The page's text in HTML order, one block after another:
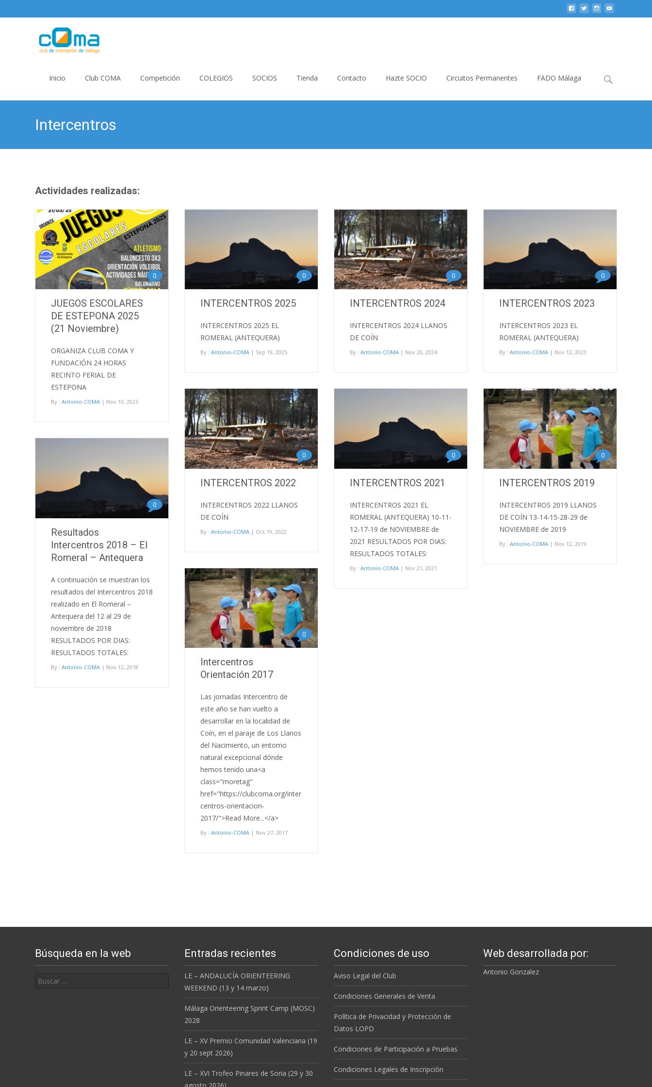
Inicio Club COMA Competición COLEGIOS SOCIOS Tienda Contacto Hazte SOCIO Circuitos Permanentes FADO Málaga Buscar:
Intercentros
Actividades realizadas:
0
JUEGOS ESCOLARES
DE ESTEPONA 2025
(21 Noviembre)
ORGANIZA CLUB COMA Y
FUNDACIÓN 24 HORAS
RECINTO FERIAL DE
ESTEPONA
By : Antonio-COMA | Nov 10, 2025
0
INTERCENTROS 2025
INTERCENTROS 2025 EL
ROMERAL (ANTEQUERA)
By : Antonio-COMA | Sep 19, 2025
0
INTERCENTROS 2024
INTERCENTROS 2024 LLANOS
DE COÍN
By : Antonio-COMA | Nov 20, 2024
0
INTERCENTROS 2023
INTERCENTROS 2023 EL
ROMERAL (ANTEQUERA)
By : Antonio-COMA | Nov 12, 2023
0
INTERCENTROS 2022
INTERCENTROS 2022 LLANOS
DE COÍN
By : Antonio-COMA | Oct 19, 2022
0
INTERCENTROS 2021
INTERCENTROS 2021 EL
ROMERAL (ANTEQUERA) 10-11-
12-17-19 de NOVIEMBRE de
2021 RESULTADOS POR DIAS:
RESULTADOS TOTALES:
By : Antonio-COMA | Nov 21, 2021
0
INTERCENTROS 2019
INTERCENTROS 2019 LLANOS
DE COÍN 13-14-15-28-29 de
NOVIEMBRE de 2019
By : Antonio-COMA | Nov 12, 2019
0
Resultados
Intercentros 2018 – El
Romeral – Antequera
A continuación se muestran los
resultados del Intercentros 2018
realizado en El Romeral –
Antequera del 12 al 29 de
noviembre de 2018
RESULTADOS POR DIAS:
RESULTADOS TOTALES:
By : Antonio-COMA | Nov 12, 2018
0
Intercentros
Orientación 2017
Las jornadas Intercentro de
este año se han vuelto a
desarrollar en la localidad de
Coín, en el paraje de Los Llanos
del Nacimiento, un entorno
natural excepcional dónde
hemos tenido una<a
class="moretag"
href="https://clubcoma.org/inter
centros-orientacion-
2017/">Read More...</a>
By : Antonio-COMA | Nov 27, 2017
Búsqueda en la web Entradas recientes
LE – ANDALUCÍA ORIENTEERING
WEEKEND (13 y 14 marzo)
Málaga Orienteering Sprint Camp (MOSC)
2028
LE – XV Premio Comunidad Valenciana (19
y 20 sept 2026)
LE – XVI Trofeo Pinares de Soria (29 y 30
Condiciones de uso
Aviso Legal del Club
Condiciones Generales de Venta
Política de Privacidad y Protección de
Datos LOPD
Condiciones de Participación a Pruebas
Condiciones Legales de Inscripción
Web desarrollada por:
Antonio Gonzalez